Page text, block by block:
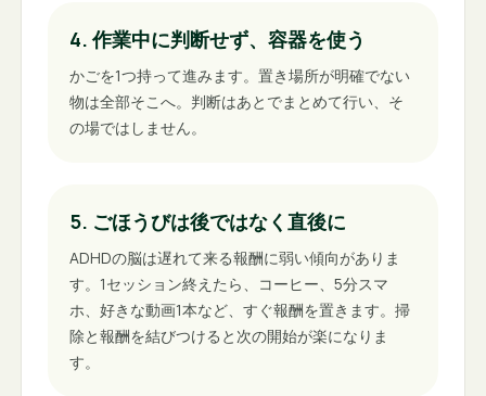
4. 作業中に判断せず、容器を使う
かごを1つ持って進みます。置き場所が明確でない
物は全部そこへ。判断はあとでまとめて行い、そ
の場ではしません。
5. ごほうびは後ではなく直後に
ADHDの脳は遅れて来る報酬に弱い傾向がありま
す。1セッション終えたら、コーヒー、5分スマ
ホ、好きな動画1本など、すぐ報酬を置きます。掃
除と報酬を結びつけると次の開始が楽になりま
す。